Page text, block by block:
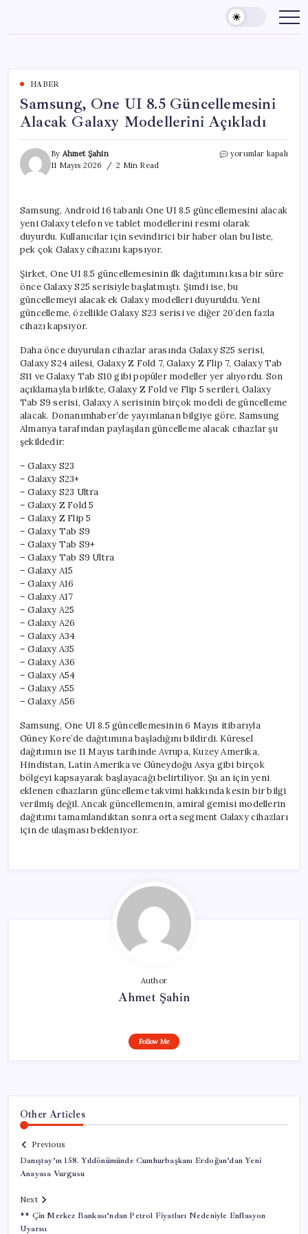
content
HABER
Samsung, One UI 8.5 Güncellemesini
Alacak Galaxy Modellerini Açıkladı
By Ahmet Şahin
11 Mayıs 2026
2 Min Read
Samsung,
Alacak
Galaxy
Modellerini
yorumlar kapalı
Samsung, Android 16 tabanlı One UI 8.5 güncellemesini alacak
yeni Galaxy telefon ve tablet modellerini resmi olarak
duyurdu. Kullanıcılar için sevindirici bir haber olan bu liste,
pek çok Galaxy cihazını kapsıyor.
Şirket, One UI 8.5 güncellemesinin ilk dağıtımını kısa bir süre
önce Galaxy S25 serisiyle başlatmıştı. Şimdi ise, bu
güncellemeyi alacak ek Galaxy modelleri duyuruldu. Yeni
güncelleme, özellikle Galaxy S23 serisi ve diğer 20’den fazla
cihazı kapsıyor.
Daha önce duyurulan cihazlar arasında Galaxy S25 serisi,
Galaxy S24 ailesi, Galaxy Z Fold 7, Galaxy Z Flip 7, Galaxy Tab
S11 ve Galaxy Tab S10 gibi popüler modeller yer alıyordu. Son
açıklamayla birlikte, Galaxy Z Fold ve Flip 5 serileri, Galaxy
Tab S9 serisi, Galaxy A serisinin birçok modeli de güncelleme
alacak. Donanımhaber’de yayımlanan bilgiye göre, Samsung
Almanya tarafından paylaşılan güncelleme alacak cihazlar şu
şekildedir:
– Galaxy S23
– Galaxy S23+
– Galaxy S23 Ultra
– Galaxy Z Fold 5
– Galaxy Z Flip 5
– Galaxy Tab S9
– Galaxy Tab S9+
– Galaxy Tab S9 Ultra
– Galaxy A15
– Galaxy A16
– Galaxy A17
– Galaxy A25
– Galaxy A26
– Galaxy A34
– Galaxy A35
– Galaxy A36
– Galaxy A54
– Galaxy A55
– Galaxy A56
Samsung, One UI 8.5 güncellemesinin 6 Mayıs itibarıyla
Güney Kore’de dağıtımına başladığını bildirdi. Küresel
dağıtımın ise 11 Mayıs tarihinde Avrupa, Kuzey Amerika,
Hindistan, Latin Amerika ve Güneydoğu Asya gibi birçok
bölgeyi kapsayarak başlayacağı belirtiliyor. Şu an için yeni
eklenen cihazların güncelleme takvimi hakkında kesin bir bilgi
verilmiş değil. Ancak güncellemenin, amiral gemisi modellerin
dağıtımı tamamlandıktan sonra orta segment Galaxy cihazları
için de ulaşması bekleniyor.
Author
Ahmet Şahin
Follow Me
Other Articles
Previous
Danıştay’ın 158. Yıldönümünde Cumhurbaşkanı Erdoğan’dan Yeni
Anayasa Vurgusu
Next
** Çin Merkez Bankası’ndan Petrol Fiyatları Nedeniyle Enflasyon
Uyarısı